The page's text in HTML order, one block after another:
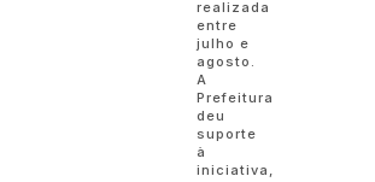
realizada
entre
julho e
agosto.
A
Prefeitura
deu
suporte
à
iniciativa,